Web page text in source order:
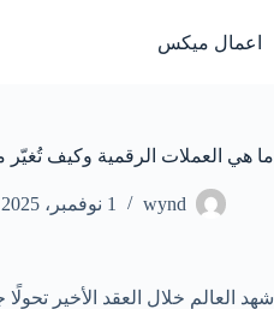
إلى
المحتوى
اعمال ميكس
ما هي العملات الرقمية وكيف تُغيّر
wynd 1 نوفمبر، 2025
شهد العالم خلال العقد الأخير